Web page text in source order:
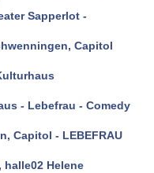
Sapperlot -
Capitol
- Lebefrau - Comedy
Capitol - LEBEFRAU
halle02 Helene